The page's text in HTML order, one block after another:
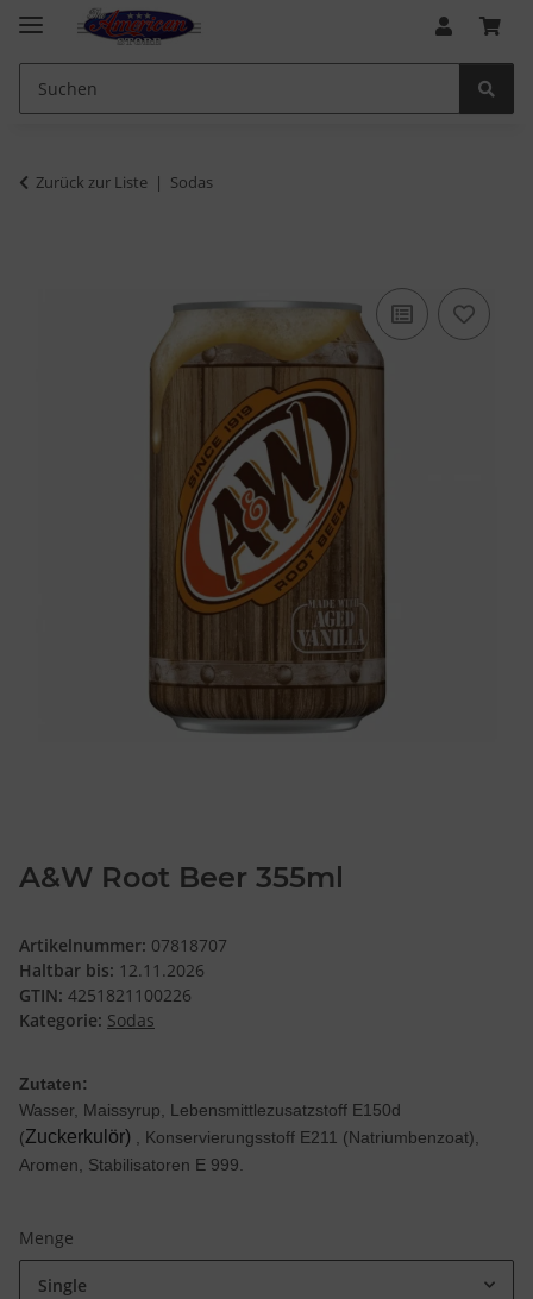
Zurück zur Liste Sodas
A&W Root Beer 355ml
Artikelnummer: 07818707
Haltbar bis: 12.11.2026
GTIN: 4251821100226
Kategorie: Sodas
Zutaten:
Wasser, Maissyrup, Lebensmittlezusatzstoff E150d
(Zuckerkulör) , Konservierungsstoff E211 (Natriumbenzoat),
Aromen, Stabilisatoren E 999.
Menge
Single